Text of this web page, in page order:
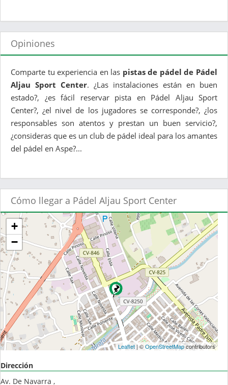
Opiniones
Comparte tu experiencia en las pistas de pádel de Pádel
Aljau Sport Center. ¿Las instalaciones están en buen
estado?, ¿es fácil reservar pista en Pádel Aljau Sport
Center?, ¿el nivel de los jugadores se corresponde?, ¿los
responsables son atentos y prestan un buen servicio?,
¿consideras que es un club de pádel ideal para los amantes
del pádel en Aspe?...
Cómo llegar a Pádel Aljau Sport Center
+
−
Leaflet| ©OpenStreetMapcontributors
Dirección
Av. De Navarra ,